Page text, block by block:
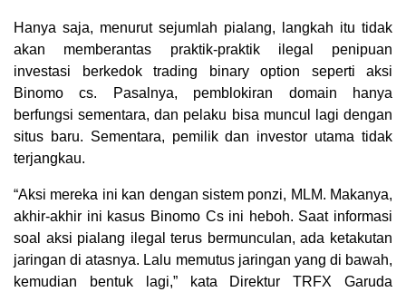
Hanya saja, menurut sejumlah pialang, langkah itu tidak
akan memberantas praktik-praktik ilegal penipuan
investasi berkedok trading binary option seperti aksi
Binomo cs. Pasalnya, pemblokiran domain hanya
berfungsi sementara, dan pelaku bisa muncul lagi dengan
situs baru. Sementara, pemilik dan investor utama tidak
terjangkau.
“Aksi mereka ini kan dengan sistem ponzi, MLM. Makanya,
akhir-akhir ini kasus Binomo Cs ini heboh. Saat informasi
soal aksi pialang ilegal terus bermunculan, ada ketakutan
jaringan di atasnya. Lalu memutus jaringan yang di bawah,
kemudian bentuk lagi,” kata Direktur TRFX Garuda